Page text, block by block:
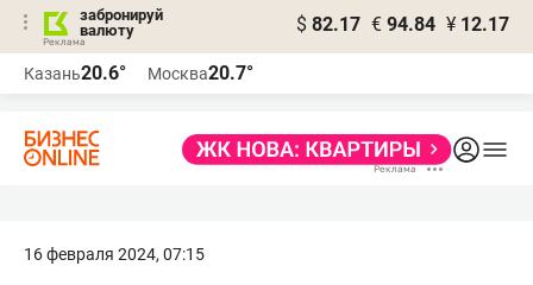
забронируй
валюту
$ 82.17 € 94.84 ¥ 12.17
Казань20.6° Москва20.7°
16 февраля 2024, 07:15